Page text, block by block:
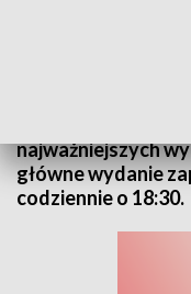
najważniejszych
główne wydanie
codziennie o 18:30.